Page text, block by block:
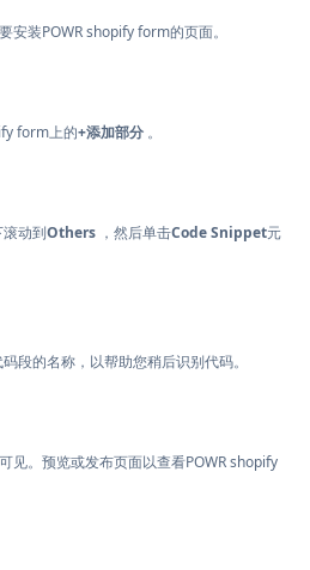
安装POWR shopify form的页面。
form上的+添加部分 。
动到Others ，然后单击Code Snippet元
段的名称，以帮助您稍后识别代码。
见。预览或发布页面以查看POWR shopify